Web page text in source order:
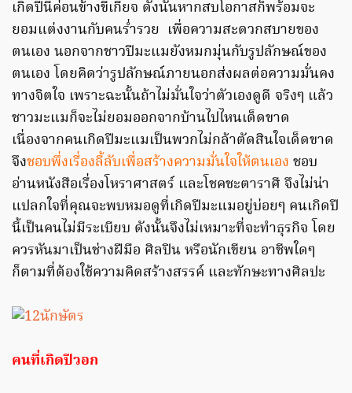
เกิดปีนี้ค่อนข้างขี้เกียจ ดังนั้นหากสบโอกาสก็พร้อมจะ
ยอมแต่งงานกับคนร่ำรวย เพื่อความสะดวกสบายของ
ตนเอง นอกจากชาวปีมะแมยังหมกมุ่นกับรูปลักษณ์ของ
ตนเอง โดยคิดว่ารูปลักษณ์ภายนอกส่งผลต่อความมั่นคง
ทางจิตใจ เพราะฉะนั้นถ้าไม่มั่นใจว่าตัวเองดูดี จริงๆ แล้ว
ชาวมะแมก็จะไม่ยอมออกจากบ้านไปไหนเด็ดขาด
เนื่องจากคนเกิดปีมะแมเป็นพวกไม่กล้าตัดสินใจเด็ดขาด
จึงชอบพึ่งเรื่องลี้ลับเพื่อสร้างความมั่นใจให้ตนเอง ชอบ
อ่านหนังสือเรื่องโหราศาสตร์ และโชคชะตาราศี จึงไม่น่า
แปลกใจที่คุณจะพบหมอดูที่เกิดปีมะแมอยู่บ่อยๆ คนเกิดปี
นี้เป็นคนไม่มีระเบียบ ดังนั้นจึงไม่เหมาะที่จะทำธุรกิจ โดย
ควรหันมาเป็นช่างฝีมือ ศิลปิน หรือนักเขียน อาชีพใดๆ
ก็ตามที่ต้องใช้ความคิดสร้างสรรค์ และทักษะทางศิลปะ
คนที่เกิดปีวอก